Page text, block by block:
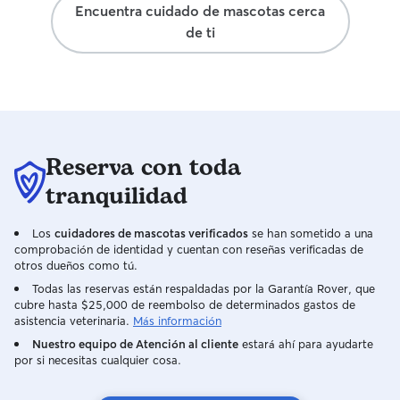
Encuentra cuidado de mascotas cerca
de ti
Reserva con toda
tranquilidad
Los cuidadores de mascotas verificados se han sometido a una
comprobación de identidad y cuentan con reseñas verificadas de
otros dueños como tú.
Todas las reservas están respaldadas por la Garantía Rover, que
cubre hasta $25,000 de reembolso de determinados gastos de
asistencia veterinaria. Más información
Nuestro equipo de Atención al cliente estará ahí para ayudarte
por si necesitas cualquier cosa.